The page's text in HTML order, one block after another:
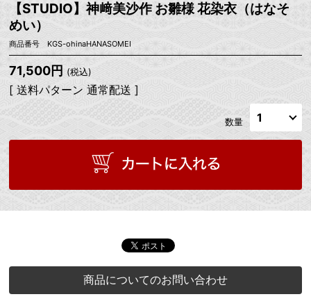
【STUDIO】神﨑美沙作 お雛様 花染衣（はなそ
めい）
商品番号 KGS-ohinaHANASOMEI
71,500円 (税込)
[ 送料パターン 通常配送 ]
数量
商品についてのお問い合わせ